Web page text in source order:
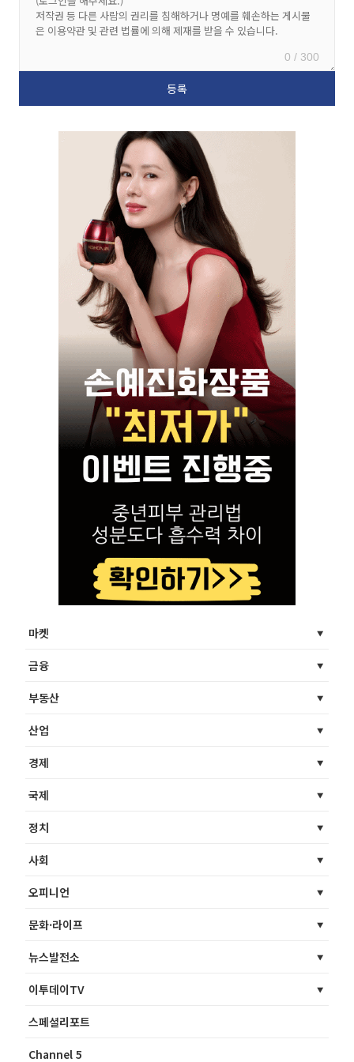
0 / 300
마켓
금융
부동산
산업
경제
국제
정치
사회
오피니언
문화·라이프
뉴스발전소
이투데이TV
스페셜리포트
Channel 5